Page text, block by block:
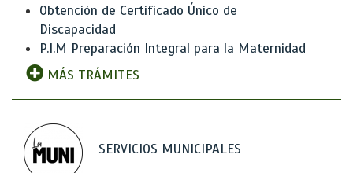
Obtención de Certificado Único de
Discapacidad
P.I.M Preparación Integral para la Maternidad
MÁS TRÁMITES
SERVICIOS MUNICIPALES